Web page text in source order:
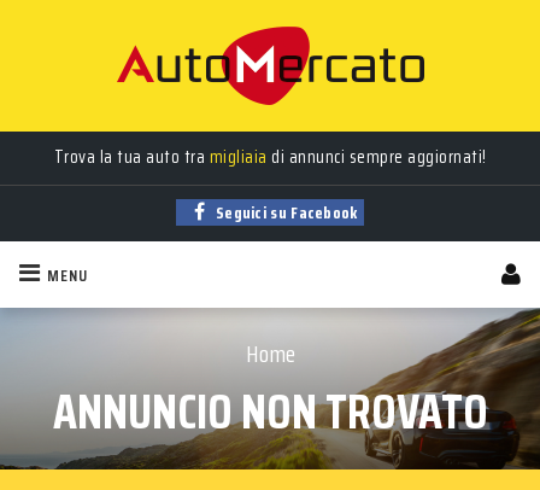
Trova la tua auto tra migliaia di annunci sempre aggiornati!
Seguici su Facebook
MENU
Home
ANNUNCIO NON TROVATO